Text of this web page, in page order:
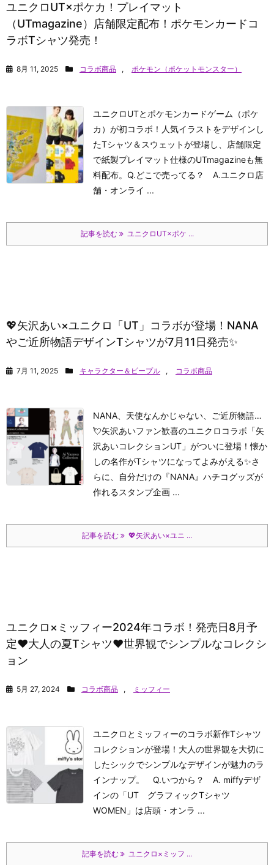
ユニクロUT×ポケカ！プレイマット
（UTmagazine）店舗限定配布！ポケモンカードコ
ラボTシャツ発売！
8月 11, 2025 コラボ商品 , ポケモン（ポケットモンスター）
ユニクロUTとポケモンカードゲーム（ポケ
カ）が初コラボ！人気イラストをデザインし
たTシャツ＆スウェットが登場し、店舗限定
で紙製プレイマット仕様のUTmagazineも無
料配布。Q.どこで売ってる？ A.ユニクロ店
舗・オンライ ...
記事を読む ユニクロUT×ポケ ...
💖矢沢あい×ユニクロ「UT」コラボが登場！NANA
やご近所物語デザインTシャツが7月11日発売✨
7月 11, 2025 キャラクター＆ピープル , コラボ商品
NANA、天使なんかじゃない、ご近所物語…
💘矢沢あいファン歓喜のユニクロコラボ「矢
沢あいコレクションUT」がついに登場！懐か
しの名作がTシャツになってよみがえる✨さ
らに、自分だけの『NANA』ハチコグッズが
作れるスタンプ企画 ...
記事を読む 💖矢沢あい×ユニ ...
ユニクロ×ミッフィー2024年コラボ！発売日8月予
定♥大人の夏Tシャツ♥世界観でシンプルなコレクシ
ョン
5月 27, 2024 コラボ商品 , ミッフィー
ユニクロとミッフィーのコラボ新作Tシャツ
コレクションが登場！大人の世界観を大切に
したシックでシンプルなデザインが魅力のラ
インナップ。 Q.いつから？ A. miffyデザ
インの「UT グラフィックTシャツ
WOMEN」は店頭・オンラ ...
記事を読む ユニクロ×ミッフ ...